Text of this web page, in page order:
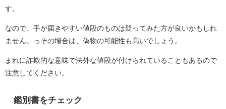
す。
なので、手が届きやすい値段のものは疑ってみた方が良いかもしれ
ません。っその場合は、偽物の可能性も高いでしょう。
まれに詐欺的な意味で法外な値段が付けられていることもあるので
注意してください。
鑑別書をチェック